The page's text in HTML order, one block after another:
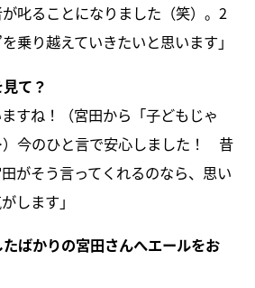
叱ることになりました（笑）。2
乗り越えていきたいと思います」
て？
ますね！（宮田から「子どもじゃ
今のひと言で安心しました！ 昔
がそう言ってくれるのなら、思い
します」
ばかりの宮田さんへエールをお